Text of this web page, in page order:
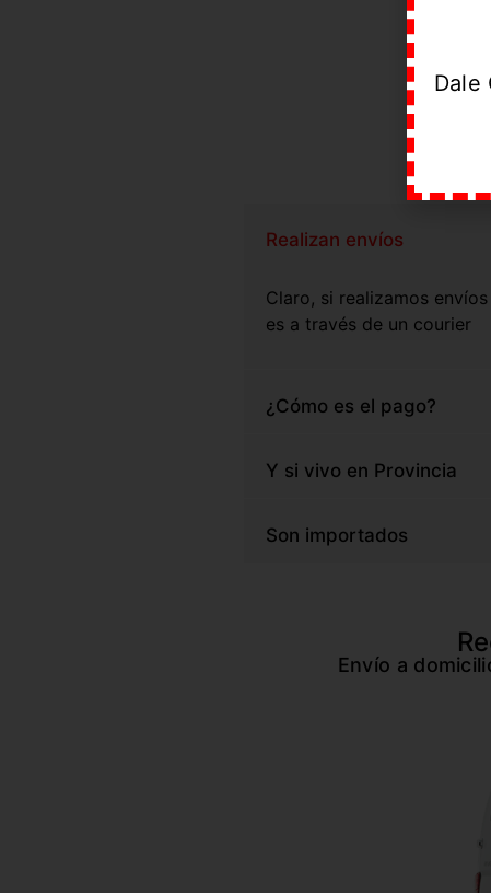
Realizan envíos
Claro, si realizamos
es a través de un courier
¿Cómo es el pago?
Y si vivo en Provincia
Son importados
Envío a
Dale